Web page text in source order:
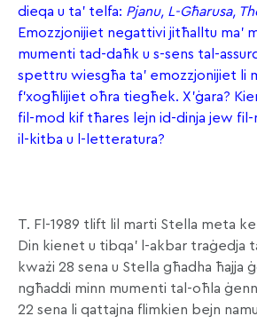
dieqa u ta’ telfa: Pjanu, L-Għarusa,
Emozzjonijiet negattivi jitħalltu ma’
mumenti tad-daħk u s-sens tal-
spettru wiesgħa ta’ emozzjonijiet li
f’xogħlijiet oħra tiegħek. X’ġara?
fil-mod kif tħares lejn id-dinja jew
il-kitba u l-letteratura?
T. Fl-1989 tlift lil marti Stella meta
Din kienet u tibqa’ l-akbar traġedja
kważi 28 sena u Stella għadha ħajja
ngħaddi minn mumenti tal-oħla
22 sena li qattajna flimkien bejn